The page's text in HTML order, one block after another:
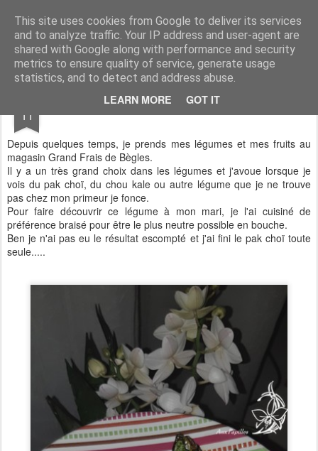
This site uses cookies from Google to deliver its services
and to analyze traffic. Your IP address and user-agent are
shared with Google along with performance and security
metrics to ensure quality of service, generate usage
statistics, and to detect and address abuse.
LEARN MORE GOT IT
Aux papilles by Virginie
11 Pak Choï braisé
Depuis quelques temps, je prends mes légumes et mes fruits au
magasin Grand Frais de Bègles.
Il y a un très grand choix dans les légumes et j'avoue lorsque je
vois du pak choï, du chou kale ou autre légume que je ne trouve
pas chez mon primeur je fonce.
Pour faire découvrir ce légume à mon mari, je l'ai cuisiné de
préférence braisé pour être le plus neutre possible en bouche.
Ben je n'ai pas eu le résultat escompté et j'ai fini le pak choï toute
seule.....